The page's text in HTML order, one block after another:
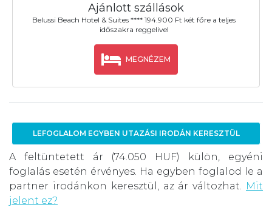
Ajánlott szállások
Belussi Beach Hotel & Suites **** 194.900 Ft két főre a teljes
időszakra reggelivel
MEGNÉZEM
LEFOGLALOM EGYBEN UTAZÁSI IRODÁN KERESZTÜL
A feltüntetett ár (74.050 HUF) külön, egyéni
foglalás esetén érvényes. Ha egyben foglalod le a
partner irodánkon keresztül, az ár változhat. Mit
jelent ez?